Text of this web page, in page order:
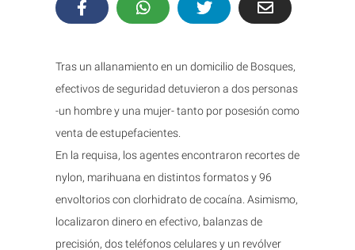
Tras un allanamiento en un domicilio de Bosques,
efectivos de seguridad detuvieron a dos personas
-un hombre y una mujer- tanto por posesión como
venta de estupefacientes.
En la requisa, los agentes encontraron recortes de
nylon, marihuana en distintos formatos y 96
envoltorios con clorhidrato de cocaína. Asimismo,
localizaron dinero en efectivo, balanzas de
precisión, dos teléfonos celulares y un revólver